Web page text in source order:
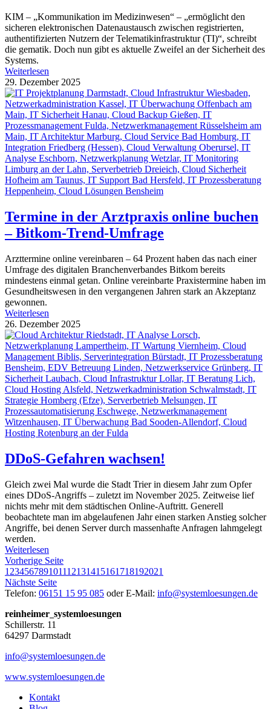
KIM – „Kommunikation im Medizinwesen“ – „ermöglicht den
sicheren elektronischen Datenaustausch zwischen registrierten,
authentifizierten Nutzern der Telematikinfrastruktur (TI)“, schreibt
die gematik. Doch nun gibt es aktuelle Zweifel an der Sicherheit des
Systems.
Weiterlesen
29. Dezember 2025
Termine in der Arztpraxis online buchen
– Bitkom-Trend-Umfrage
Arzttermine online vereinbaren – 64 Prozent haben das nach einer
Umfrage des digitalen Branchenverbandes Bitkom bereits
mindestens einmal getan. Online vereinbarte Praxistermine haben im
Gesundheitswesen in den vergangenen Jahren stark an Akzeptanz
gewonnen.
Weiterlesen
26. Dezember 2025
DDoS-Gefahren wachsen!
Gleich zwei Mal wurde die Stadt Trier in diesem Jahr zum Opfer
eines DDoS-Angriffs – zuletzt im November 2025. Zeitweise lief
nichts mehr mit dem städtischen Online-Auftritt. Generell
beobachtete man im abgelaufenen Jahr einen starken Anstieg solcher
Angriffe, bei denen Server durch massenhafte Anfragen lahmgelegt
werden.
Weiterlesen
Vorherige Seite
1 23456789101112131415161718192021
Nächste Seite
Telefon: 06151 15 95 085 oderE-Mail: info@systemloesungen.de
reinheimer systemloesungen
Schillerstr. 11
64297 Darmstadt
info@systemloesungen.de
www.systemloesungen.de
Kontakt